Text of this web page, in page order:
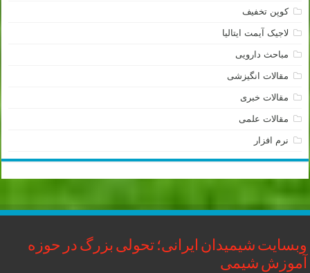
کوپن تخفیف
لاجیک آیمت ایتالیا
مباحث دارویی
مقالات انگیزشی
مقالات خبری
مقالات علمی
نرم افزار
وبسایت شیمیدان ایرانی؛ تحولی بزرگ در حوزه
آموزش شیمی